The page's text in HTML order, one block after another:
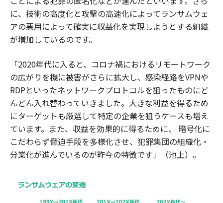
に、技術の高度化と攻撃の高速化によってランサムウェ
アの悪用によって確実に収益化を実現しようとする組織
が増加しているのです。
「2020年代に入ると、コロナ禍におけるリモートワーク
の広がりを機に被害がさらに拡大し、感染経路をVPNや
RDPといったネットワークプロトコルを狙ったものにど
んどん入れ替わっていきました。大きな利益を得るため
にターゲットも厳選して特定の企業を狙うケースも増え
ています。また、収益を効果的に得るために、 暗号化に
こだわらず脅迫手段を多様化させ、犯罪集団の組織化・
分業化が進んでいるのが昨今の特徴です」（池上）。